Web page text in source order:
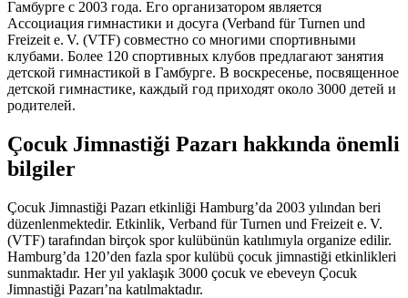
Гамбурге с 2003 года. Его организатором является
Ассоциация гимнастики и досуга (Verband für Turnen und
Freizeit e. V. (VTF) совместно со многими спортивными
клубами. Более 120 спортивных клубов предлагают занятия
детской гимнастикой в Гамбурге. В воскресенье, посвященное
детской гимнастике, каждый год приходят около 3000 детей и
родителей.
Çocuk Jimnastiği Pazarı hakkında önemli
bilgiler
Çocuk Jimnastiği Pazarı etkinliği Hamburg’da 2003 yılından beri
düzenlenmektedir. Etkinlik, Verband für Turnen und Freizeit e. V.
(VTF) tarafından birçok spor kulübünün katılımıyla organize edilir.
Hamburg’da 120’den fazla spor kulübü çocuk jimnastiği etkinlikleri
sunmaktadır. Her yıl yaklaşık 3000 çocuk ve ebeveyn Çocuk
Jimnastiği Pazarı’na katılmaktadır.